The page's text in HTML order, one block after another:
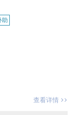
，能力强者上不封
工具优先，
助
查看详情